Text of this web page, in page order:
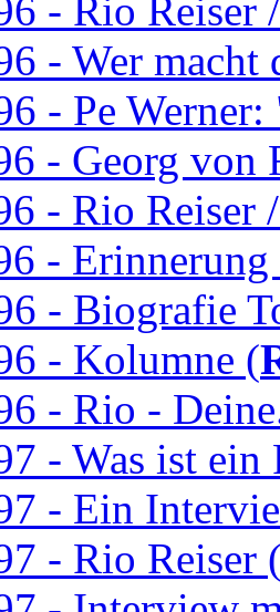
- Rio Reiser
- Wer macht
- Pe
- Georg von
- Rio Reiser
-
- Biografie
- Kolumne (
- Rio -
- Was ist ein
- Ein
- Rio Reiser